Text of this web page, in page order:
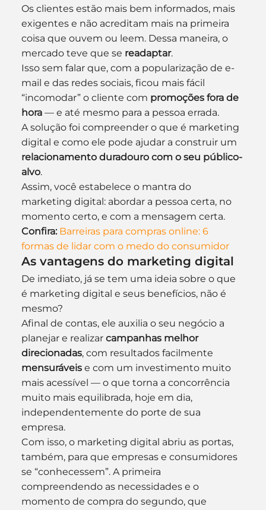
Os clientes estão mais bem informados, mais
exigentes e não acreditam mais na primeira
coisa que ouvem ou leem. Dessa maneira, o
mercado teve que se readaptar.
Isso sem falar que, com a popularização de e-
mail e das redes sociais, ficou mais fácil
“incomodar” o cliente com promoções fora de
hora — e até mesmo para a pessoa errada.
A solução foi compreender o que é marketing
digital e como ele pode ajudar a construir um
relacionamento duradouro com o seu público-
alvo.
Assim, você estabelece o mantra do
marketing digital: abordar a pessoa certa, no
momento certo, e com a mensagem certa.
Confira: Barreiras para compras online: 6
formas de lidar com o medo do consumidor
As vantagens do marketing digital
De imediato, já se tem uma ideia sobre o que
é marketing digital e seus benefícios, não é
mesmo?
Afinal de contas, ele auxilia o seu negócio a
planejar e realizar campanhas melhor
direcionadas, com resultados facilmente
mensuráveis e com um investimento muito
mais acessível — o que torna a concorrência
muito mais equilibrada, hoje em dia,
independentemente do porte de sua
empresa.
Com isso, o marketing digital abriu as portas,
também, para que empresas e consumidores
se “conhecessem”. A primeira
compreendendo as necessidades e o
momento de compra do segundo, que